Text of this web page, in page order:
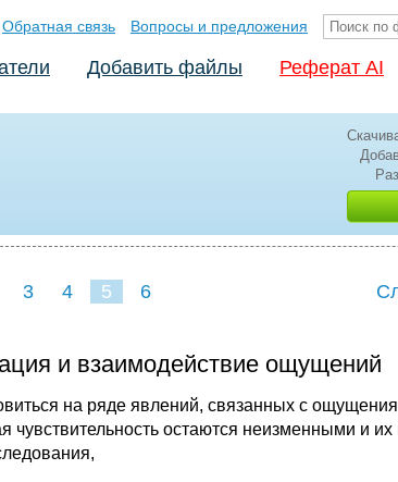
Обратная связь Вопросы и предложения
Добавить файлы Реферат AI
3 4 5 6
и взаимодействие ощущений
на ряде явлений, связанных с
чувствительность остаются неизменными и их